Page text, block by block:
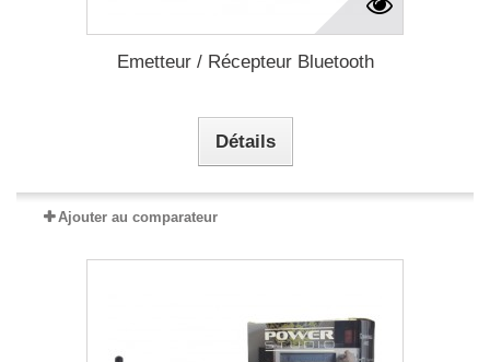
Emetteur / Récepteur Bluetooth
Détails
Ajouter au comparateur